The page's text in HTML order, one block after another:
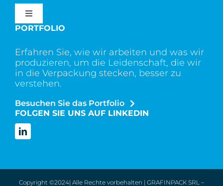
Toggle
Navigation
Dienstleistung
Kontakt
PORTFOLIO
Erfahren Sie, wie wir arbeiten und was wir
produzieren, um die Leidenschaft, die wir
in die Verpackung stecken, besser zu
verstehen.
Besuchen Sie das Portfolio
FOLGEN SIE UNS AUF LINKEDIN
Copyright ©2024| Alle Rechte vorbehalten | GRAFINPACK SRL –